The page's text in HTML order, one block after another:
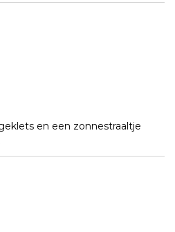
en een zonnestraaltje